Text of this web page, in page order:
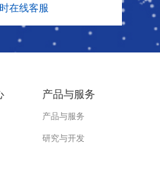
在线客服
产品与服务
产品与服务
研究与开发